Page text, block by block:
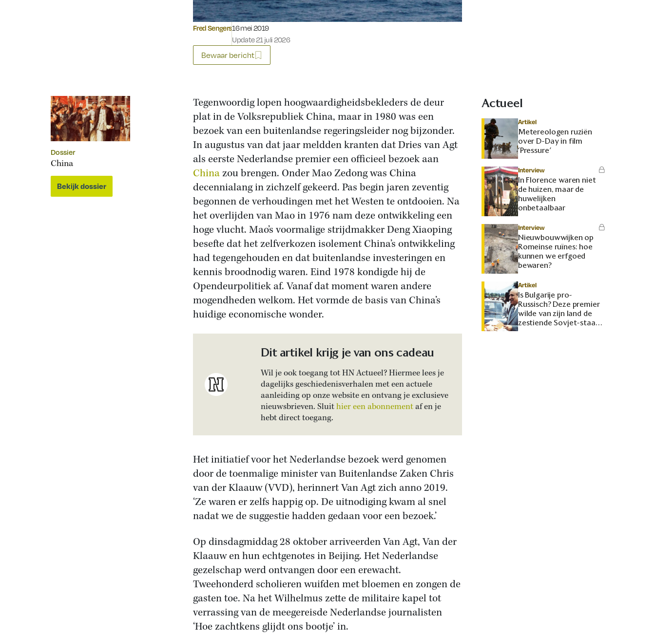
Fred SengersGepubliceerd op:
16 mei 2019
Update 21 juli 2026
Bewaar bericht
Dossier
China
Bekijk dossier
Tegenwoordig lopen hoogwaardigheidsbekleders de deur
plat in de Volksrepubliek China, maar in 1980 was een
bezoek van een buitenlandse regeringsleider nog bijzonder.
In augustus van dat jaar meldden kranten dat Dries van Agt
als eerste Nederlandse premier een officieel bezoek aan
Chinazou brengen. Onder Mao Zedong was China
decennialang in zichzelf gekeerd. Pas begin jaren zeventig
begonnen de verhoudingen met het Westen te ontdooien. Na
het overlijden van Mao in 1976 nam deze ontwikkeling een
hoge vlucht. Mao’s voormalige strijdmakker Deng Xiaoping
besefte dat het zelfverkozen isolement China’s ontwikkeling
had tegengehouden en dat buitenlandse investeringen en
kennis broodnodig waren. Eind 1978 kondigde hij de
Opendeurpolitiek af. Vanaf dat moment waren andere
mogendheden welkom. Het vormde de basis van China’s
huidige economische wonder.
Dit artikel krijg je van ons cadeau
Wil je ook toegang tot HN Actueel? Hiermee lees je
dagelijks geschiedenisverhalen met een actuele
aanleiding op onze website en ontvang je exclusieve
nieuwsbrieven. Sluithier een abonnementaf en je
hebt direct toegang.
Het initiatief voor het Nederlandse bezoek werd genomen
door de toenmalige minister van Buitenlandse Zaken Chris
van der Klaauw (VVD), herinnert Van Agt zich anno 2019.
‘Ze waren er zelfs happig op. De uitnodiging kwam al snel
nadat we de suggestie hadden gedaan voor een bezoek.’
Op dinsdagmiddag 28 oktober arriveerden Van Agt, Van der
Klaauw en hun echtgenotes in Beijing. Het Nederlandse
gezelschap werd ontvangen door een erewacht.
Tweehonderd scholieren wuifden met bloemen en zongen de
gasten toe. Na het Wilhelmus zette de militaire kapel tot
verrassing van de meegereisde Nederlandse journalisten
‘Hoe zachtkens glijdt ons bootje’ in.
Actueel
Artikel
Metereologen ruziën
over D-Day in film
‘Pressure’
Interview
In Florence waren niet
de huizen, maar de
huwelijken
onbetaalbaar
Interview
Nieuwbouwwijken op
Romeinse ruïnes: hoe
kunnen we erfgoed
bewaren?
Artikel
Is Bulgarije pro-
Russisch? Deze premier
wilde van zijn land de
zestiende Sovjet-staat
maken